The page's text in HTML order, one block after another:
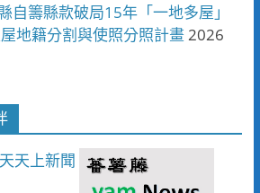
自籌縣款破局15年「一地多屋」
地籍分割與使照分照計畫 2026